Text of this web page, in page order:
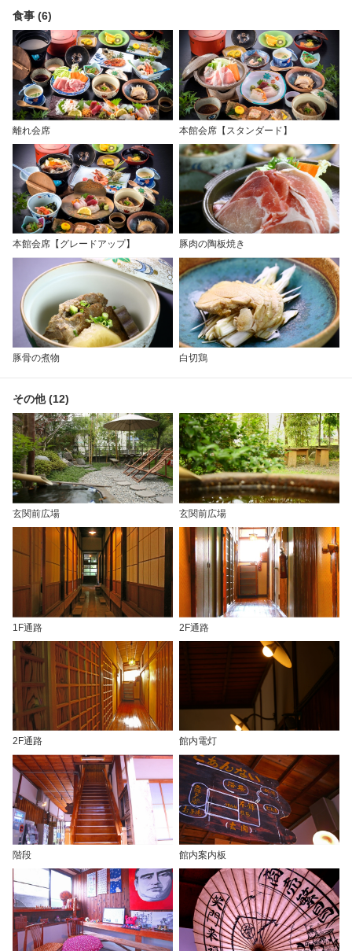
食事 (6)
離れ会席 本館会席【スタンダード】
本館会席【グレードアップ】 豚肉の陶板焼き
豚骨の煮物 白切鶏
その他 (12)
玄関前広場 玄関前広場
1F通路 2F通路
2F通路 館内電灯
階段 館内案内板